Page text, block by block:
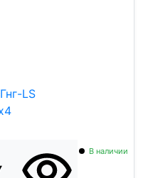
В наличии